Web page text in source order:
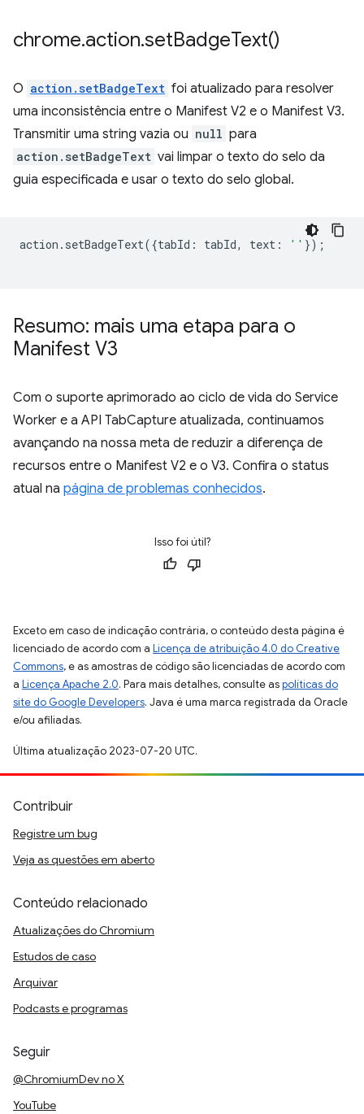
chrome.action.setBadgeText()
O action.setBadgeText foi atualizado para resolver
uma inconsistência entre o Manifest V2 e o Manifest V3.
Transmitir uma string vazia ou null para
action.setBadgeText vai limpar o texto do selo da
guia especificada e usar o texto do selo global.
action . setBadgeText({tabId : tabId, text : '' });
Resumo: mais uma etapa para o
Manifest V3
Com o suporte aprimorado ao ciclo de vida do Service
Worker e a API TabCapture atualizada, continuamos
avançando na nossa meta de reduzir a diferença de
recursos entre o Manifest V2 e o V3. Confira o status
atual na página de problemas conhecidos.
Isso foi útil?
Exceto em caso de indicação contrária, o conteúdo desta página é
licenciado de acordo com a Licença de atribuição 4.0 do Creative
Commons, e as amostras de código são licenciadas de acordo com
a Licença Apache 2.0. Para mais detalhes, consulte aspolíticas do
site do Google Developers. Java é uma marca registrada da Oracle
e/ou afiliadas.
Última atualização 2023-07-20 UTC.
Contribuir
Registre um bug
Veja as questões em aberto
Conteúdo relacionado
Atualizações do Chromium
Estudos de caso
Arquivar
Podcasts e programas
Seguir
@ChromiumDev no X
YouTube